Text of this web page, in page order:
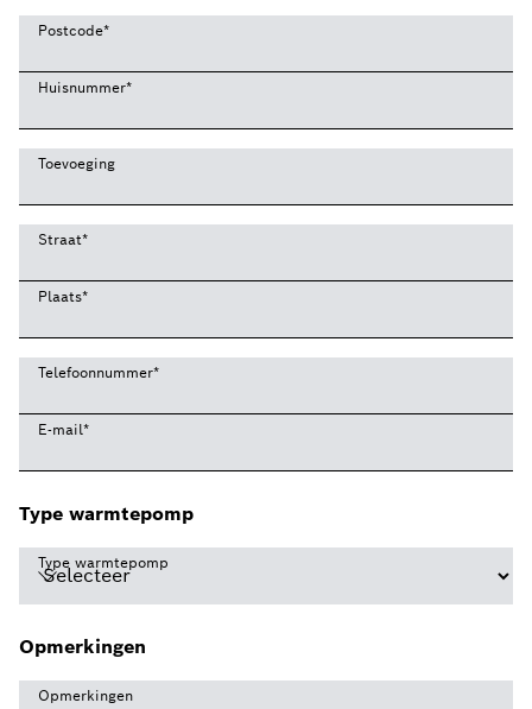
Postcode*
Huisnummer*
Toevoeging
Straat*
Plaats*
Telefoonnummer*
E-mail*
Type warmtepomp
Type warmtepomp
Opmerkingen
Opmerkingen